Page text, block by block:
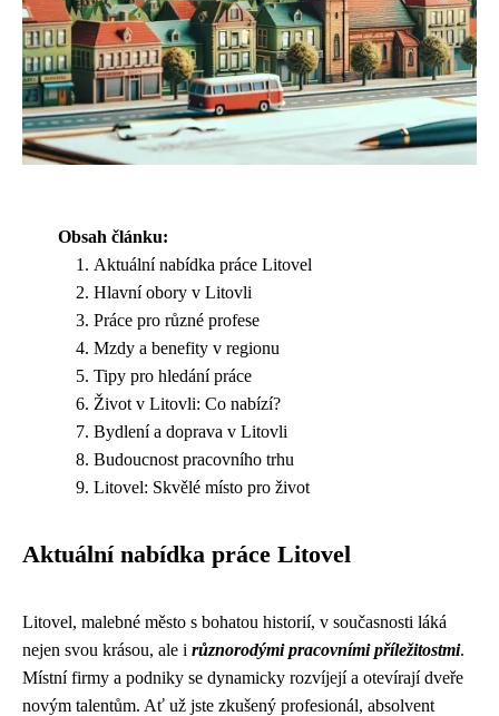
Obsah článku:
Aktuální nabídka práce Litovel
Hlavní obory v Litovli
Práce pro různé profese
Mzdy a benefity v regionu
Tipy pro hledání práce
Život v Litovli: Co nabízí?
Bydlení a doprava v Litovli
Budoucnost pracovního trhu
Litovel: Skvělé místo pro život
Aktuální nabídka práce Litovel
Litovel, malebné město s bohatou historií, v současnosti láká
nejen svou krásou, ale i různorodými pracovními příležitostmi.
Místní firmy a podniky se dynamicky rozvíjejí a otevírají dveře
novým talentům. Ať už jste zkušený profesionál, absolvent